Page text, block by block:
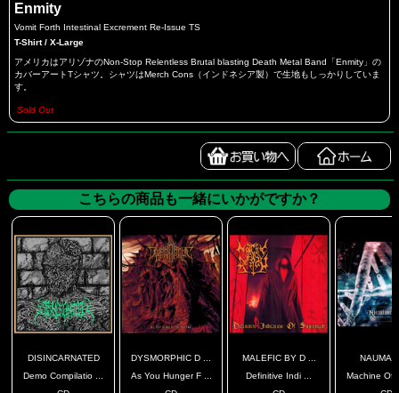
Enmity
Vomit Forth Intestinal Excrement Re-Issue TS
T-Shirt / X-Large
アメリカはアリゾナのNon-Stop Relentless Brutal blasting Death Metal Band「Enmity」の
カバーアートTシャツ。シャツはMerch Cons（インドネシア製）で生地もしっかりしていま
す。
Sold Out
こちらの商品も一緒にいかがですか？
DISINCARNATED
Demo Compilatio ...
DYSMORPHIC D ...
As You Hunger F ...
MALEFIC BY D ...
Definitive Indi ...
Machine Of